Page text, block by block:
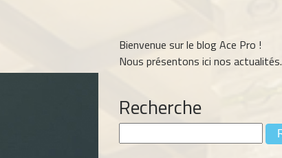
Bienvenue sur le blog Ace Pro !
Nous présentons ici nos actualités.
Recherche